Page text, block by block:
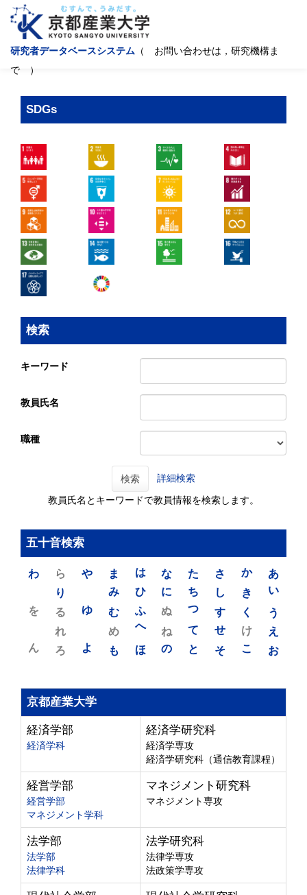
研究者データベースシステム （ お問い合わせは，研究機構ま
で ）
SDGs
検索
キーワード
教員氏名
職種
検索 詳細検索
教員氏名とキーワードで教員情報を検索します。
五十音検索
あ
い
う
え
お
か
き
く
け
こ
さ
し
す
せ
そ
た
ち
つ
て
と
な
に
ぬ
ね
の
は
ひ
ふ
へ
ほ
ま
み
む
め
も
や
ゆ
よ
ら
り
る
れ
ろ
わ
を
ん
京都産業大学
経済学部
経済学科
経済学研究科
経済学専攻
経済学研究科（通信教育課程）
経営学部
経営学部
マネジメント学科
マネジメント研究科
マネジメント専攻
法学部
法学部
法律学科
法学研究科
法律学専攻
法政策学専攻